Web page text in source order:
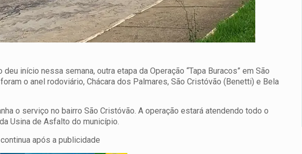
início nessa semana, outra etapa da Operação “Tapa Buracos” em São
o anel rodoviário, Chácara dos Palmares, São Cristóvão (Benetti) e Bela
o serviço no bairro São Cristóvão. A operação estará atendendo todo o
Usina de Asfalto do município.
continua após a publicidade